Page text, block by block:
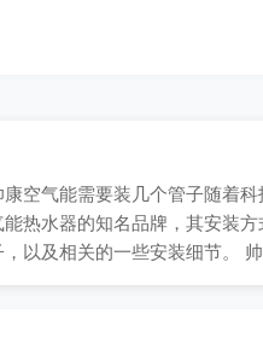
空气能需要装几个管子随着
热水器的知名品牌，其安装
以及相关的一些安装细节。